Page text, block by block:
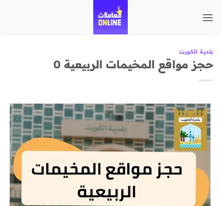
للمحتوى
بلدية الكويت
حجز مواقع المخيمات الربيعية 0